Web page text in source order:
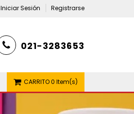
Iniciar Sesión Registrarse
021-3283653
CARRITO0 Item(s)